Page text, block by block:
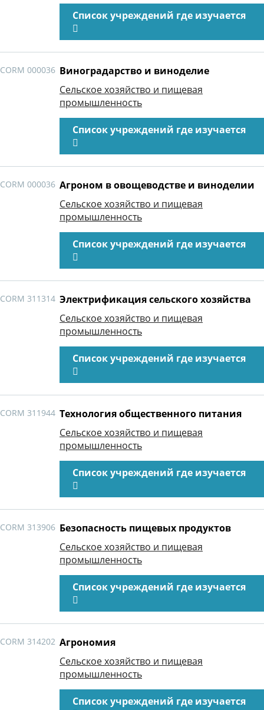
Список учреждений где изучается
CORM 000036 Виноградарство и виноделие
Сельское хозяйство и пищевая
промышленность
Список учреждений где изучается
CORM 000036 Агроном в овощеводстве и виноделии
Сельское хозяйство и пищевая
промышленность
Список учреждений где изучается
CORM 311314 Электрификация сельского хозяйства
Сельское хозяйство и пищевая
промышленность
Список учреждений где изучается
CORM 311944 Технология общественного питания
Сельское хозяйство и пищевая
промышленность
Список учреждений где изучается
CORM 313906 Безопасность пищевых продуктов
Сельское хозяйство и пищевая
промышленность
Список учреждений где изучается
CORM 314202 Агрономия
Сельское хозяйство и пищевая
промышленность
Список учреждений где изучается